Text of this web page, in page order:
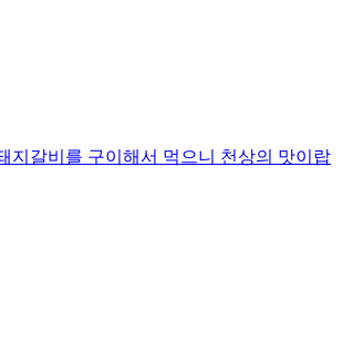
지갈비를 구이해서 먹으니 천상의 맛이랍